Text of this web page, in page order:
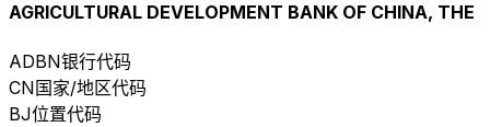
AGRICULTURAL DEVELOPMENT BANK OF CHINA, THE
ADBN银行代码
CN国家/地区代码
BJ位置代码